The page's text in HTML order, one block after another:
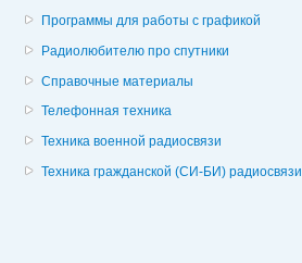
Программы для работы с графикой
Радиолюбителю про спутники
Справочные материалы
Телефонная техника
Техника военной радиосвязи
Техника гражданской (СИ-БИ) радиосвязи